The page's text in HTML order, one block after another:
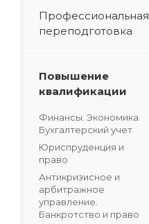
Профессиональная
переподготовка
Повышение
квалификации
Финансы. Экономика.
Бухгалтерский учет
Юриспруденция и
право
Антикризисное и
арбитражное
управление.
Банкротство и право